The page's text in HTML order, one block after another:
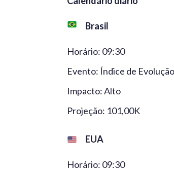
Brasil
Horário: 09:30
Evento: Índice de
Impacto: Alto
Projeção: 101,00K
EUA
Horário: 09:30